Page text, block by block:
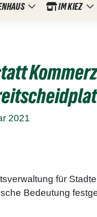
Zeige
IM KIEZ
2021
für
Bedeutung